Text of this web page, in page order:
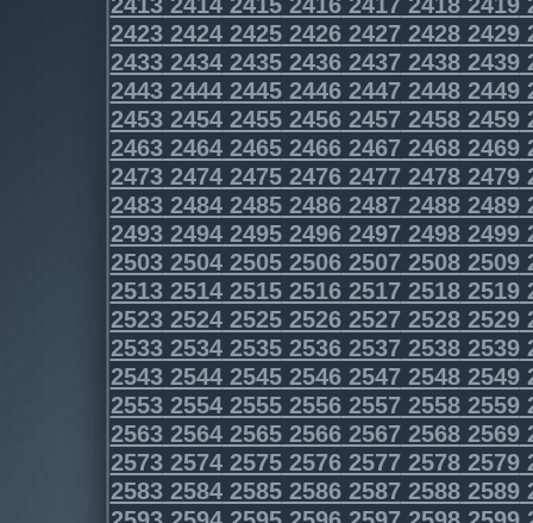
2423242424252426242724282429
2433243424352436243724382439
2443244424452446244724482449
2453245424552456245724582459
2463246424652466246724682469
2473247424752476247724782479
2483248424852486248724882489
2493249424952496249724982499
2503250425052506250725082509
2513251425152516251725182519
2523252425252526252725282529
2533253425352536253725382539
2543254425452546254725482549
2553255425552556255725582559
2563256425652566256725682569
2573257425752576257725782579
2583258425852586258725882589